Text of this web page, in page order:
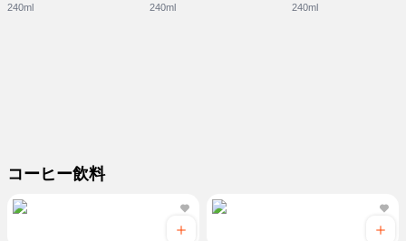
240ml 240ml 240ml
コーヒー飲料